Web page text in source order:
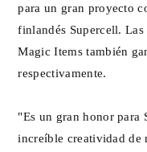
para un gran proyecto
finlandés Supercell.
Magic Items también
respectivamente.
"Es un gran honor para
increíble creatividad de